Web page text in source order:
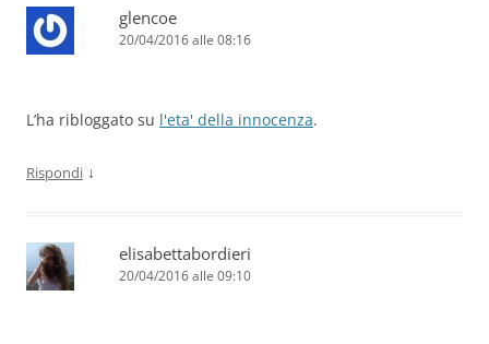
glencoe
20/04/2016 alle 08:16
L’ha ribloggato su l'eta' della innocenza.
Rispondi ↓
elisabettabordieri
20/04/2016 alle 09:10